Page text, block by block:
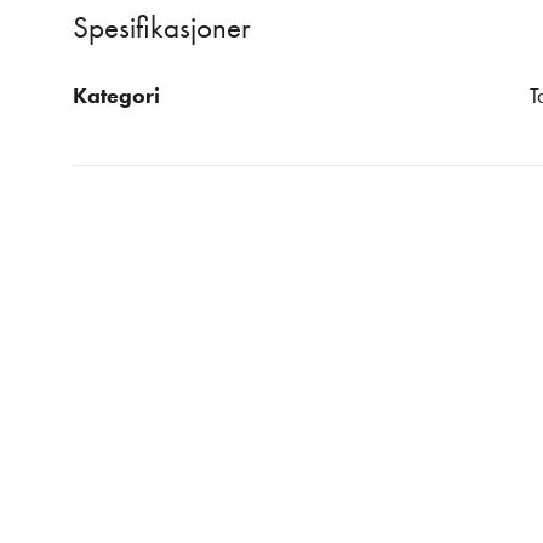
Spesifikasjoner
Kategori